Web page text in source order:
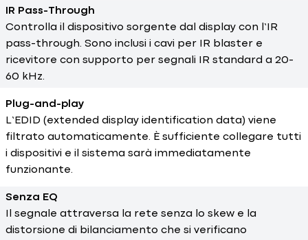
IR Pass-Through
Controlla il dispositivo sorgente dal display con l’IR
pass-through. Sono inclusi i cavi per IR blaster e
ricevitore con supporto per segnali IR standard a 20-
60 kHz.
Plug-and-play
L’EDID (extended display identification data) viene
filtrato automaticamente. È sufficiente collegare tutti
i dispositivi e il sistema sarà immediatamente
funzionante.
Senza EQ
Il segnale attraversa la rete senza lo skew e la
distorsione di bilanciamento che si verificano